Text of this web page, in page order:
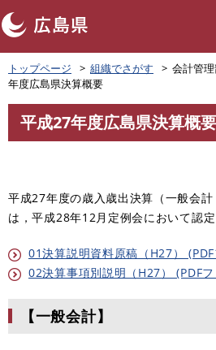
ペ
ー
ジ
の
頭
。
トップページ 組織でさがす 会計管
年度広島県決算概要
文
平成27年度広島県決算概要
平成27年度の歳入歳出決算（一般会
は，平成28年12月定例会において認定
01決算説明資料原稿（H27）
02決算事項別説明（H27） (PDF
【一般会計】